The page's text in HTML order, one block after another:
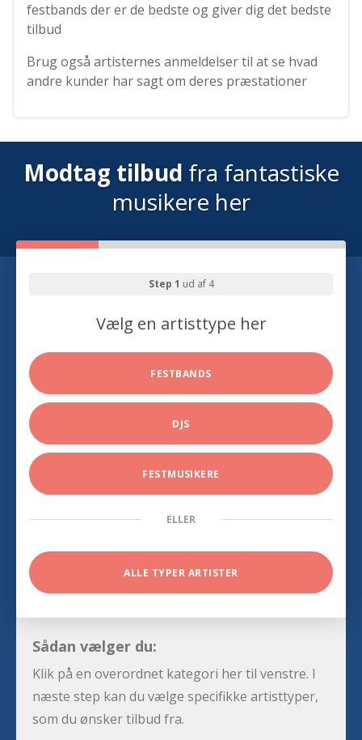
festbands der er de bedste og giver dig det bedste
tilbud
Brug også artisternes anmeldelser til at se hvad
andre kunder har sagt om deres præstationer
Modtag tilbud fra fantastiske
musikere her
Step 1 ud af 4
Vælg en artisttype her
FESTBANDS
DJS
FESTMUSIKERE
ELLER
ALLE TYPER ARTISTER
Sådan vælger du:
Klik på en overordnet kategori her til venstre. I
næste step kan du vælge specifikke artisttyper,
som du ønsker tilbud fra.